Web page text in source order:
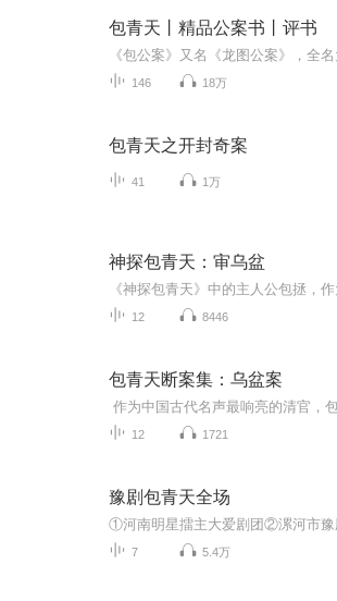
包青天丨精品公案书丨评书
146 18万
包青天之开封奇案
41 1万
神探包青天：审乌盆
12 8446
包青天断案集：乌盆案
12 1721
豫剧包青天全场
7 5.4万